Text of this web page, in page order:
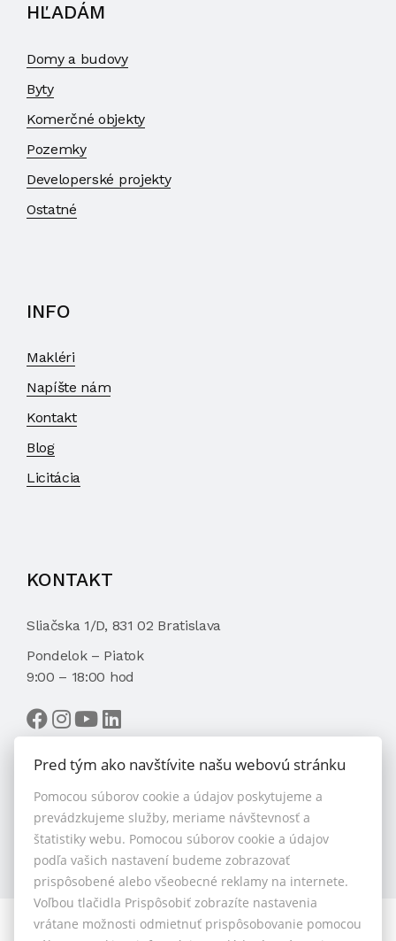
HĽADÁM
Domy a budovy
Byty
Komerčné objekty
Pozemky
Developerské projekty
Ostatné
INFO
Makléri
Napíšte nám
Kontakt
Blog
Licitácia
KONTAKT
Sliačska 1/D, 831 02 Bratislava
Pondelok – Piatok
9:00 – 18:00 hod
VYBRAŤ MAKLÉRA
© 2026 - 1.BCR s.r.o.
Pred tým ako navštívite našu webovú stránku
Pomocou súborov cookie a údajov poskytujeme a
prevádzkujeme služby, meriame návštevnosť a
štatistiky webu. Pomocou súborov cookie a údajov
podľa vašich nastavení budeme zobrazovať
prispôsobené alebo všeobecné reklamy na internete.
Voľbou tlačidla Prispôsobiť zobrazíte nastavenia
vrátane možnosti odmietnuť prispôsobovanie pomocou